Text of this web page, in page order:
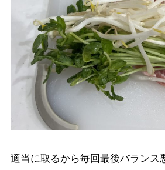
適当に取るから毎回最後バランス